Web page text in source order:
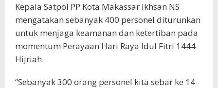
Kepala Satpol PP Kota Makassar Ikhsan NS
mengatakan sebanyak 400 personel diturunkan
untuk menjaga keamanan dan ketertiban pada
momentum Perayaan Hari Raya Idul Fitri 1444
Hijriah.
“Sebanyak 300 orang personel kita sebar ke 14